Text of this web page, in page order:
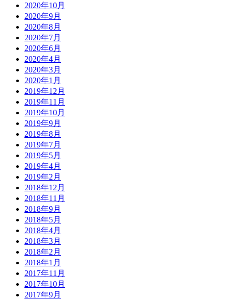
2020年10月
2020年9月
2020年8月
2020年7月
2020年6月
2020年4月
2020年3月
2020年1月
2019年12月
2019年11月
2019年10月
2019年9月
2019年8月
2019年7月
2019年5月
2019年4月
2019年2月
2018年12月
2018年11月
2018年9月
2018年5月
2018年4月
2018年3月
2018年2月
2018年1月
2017年11月
2017年10月
2017年9月